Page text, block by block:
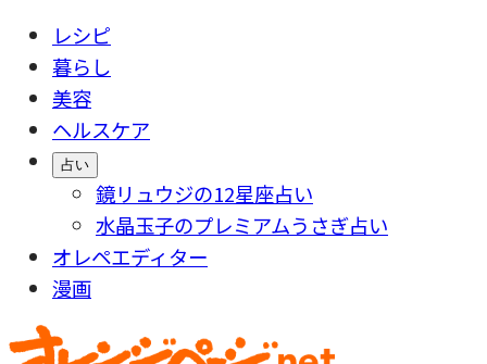
レシピ
暮らし
美容
ヘルスケア
占い
鏡リュウジの12星座占い
水晶玉子のプレミアムうさぎ占い
オレペエディター
漫画